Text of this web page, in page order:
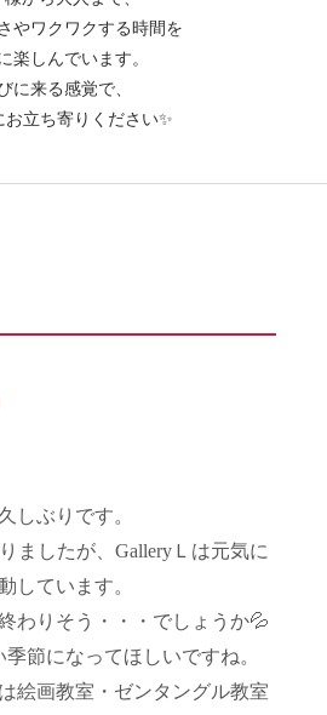
やワクワクする時間を
楽しんでいます。
に来る感覚で、
お立ち寄りください✨
しぶりです。
ましたが、GalleryＬは元気に
しています。
わりそう・・・でしょうか💦
節になってほしいですね。
絵画教室・ゼンタングル教室